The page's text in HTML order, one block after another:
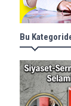
Bu